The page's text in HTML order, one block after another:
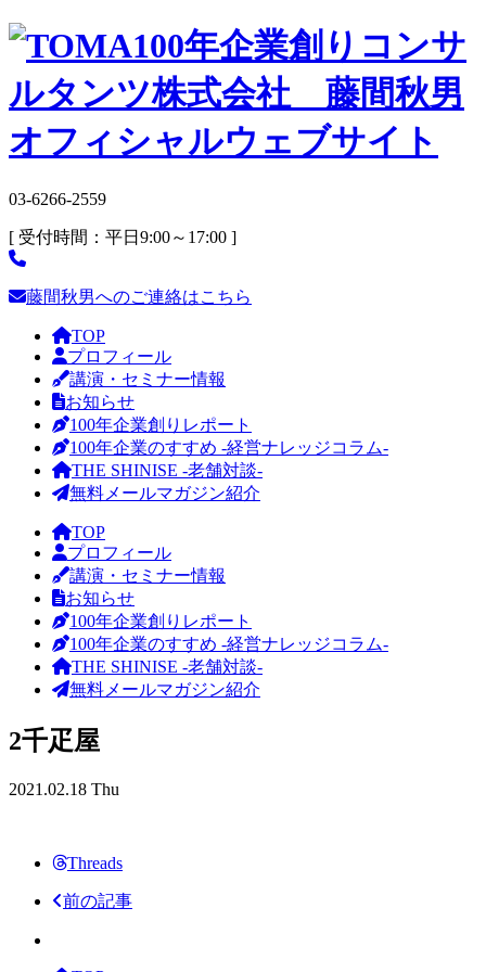
03-6266-2559
[ 受付時間：平日9:00～17:00 ]
藤間秋男へのご連絡はこちら
TOP
プロフィール
講演・セミナー情報
お知らせ
100年企業創りレポート
100年企業のすすめ -経営ナレッジコラム-
THE SHINISE -老舗対談-
無料メールマガジン紹介
TOP
プロフィール
講演・セミナー情報
お知らせ
100年企業創りレポート
100年企業のすすめ -経営ナレッジコラム-
THE SHINISE -老舗対談-
無料メールマガジン紹介
2千疋屋
2021.02.18 Thu
Threads
前の記事